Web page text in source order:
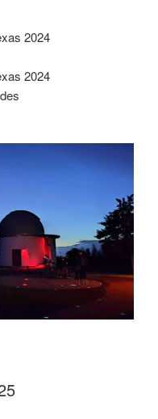
2024
2024